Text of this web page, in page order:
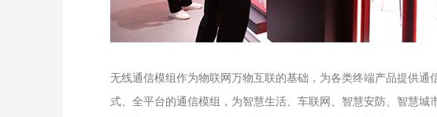
无线通信模组作为物联网万物互联的基础，为各类终端产品提供
式、全平台的通信模组，为智慧生活、车联网、智慧安防、智慧